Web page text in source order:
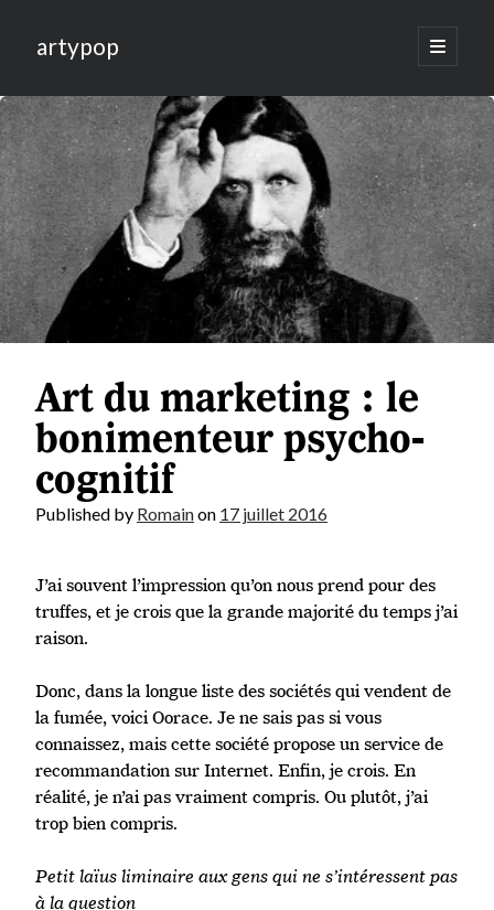
artypop
open
primary
Art du marketing : le
bonimenteur psycho-
cognitif
Published by Romainon 17 juillet 2016
J’ai souvent l’impression qu’on nous prend pour des
truffes, et je crois que la grande majorité du temps j’ai
raison.
Donc, dans la longue liste des sociétés qui vendent de
la fumée, voici Oorace. Je ne sais pas si vous
connaissez, mais cette société propose un service de
recommandation sur Internet. Enfin, je crois. En
réalité, je n’ai pas vraiment compris. Ou plutôt, j’ai
trop bien compris.
Petit laïus liminaire aux gens qui ne s’intéressent pas
à la question